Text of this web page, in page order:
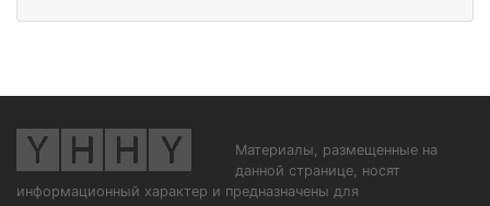
Материалы, размещенные на
данной странице, носят
информационный характер и предназначены для